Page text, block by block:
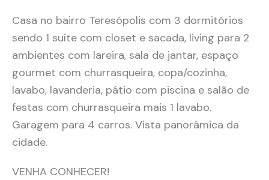
Casa no bairro Teresópolis com 3 dormitórios
sendo 1 suíte com closet e sacada, living para 2
ambientes com lareira, sala de jantar, espaço
gourmet com churrasqueira, copa/cozinha,
lavabo, lavanderia, pátio com piscina e salão de
festas com churrasqueira mais 1 lavabo.
Garagem para 4 carros. Vista panorâmica da
cidade.
VENHA CONHECER!